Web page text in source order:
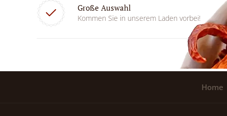
Große Auswahl
Kommen Sie in unserem Laden vorbei!
Home